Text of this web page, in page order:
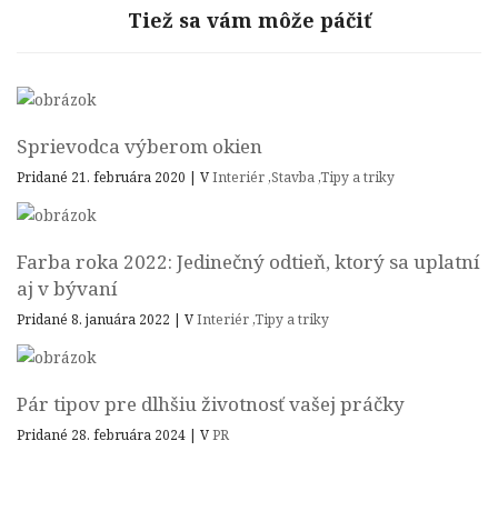
Tiež sa vám môže páčiť
Sprievodca výberom okien
Pridané 21. februára 2020 | VInteriér ,Stavba ,Tipy a triky
Farba roka 2022: Jedinečný odtieň, ktorý sa uplatní
aj v bývaní
Pridané 8. januára 2022 | VInteriér ,Tipy a triky
Pár tipov pre dlhšiu životnosť vašej práčky
Pridané 28. februára 2024 | VPR